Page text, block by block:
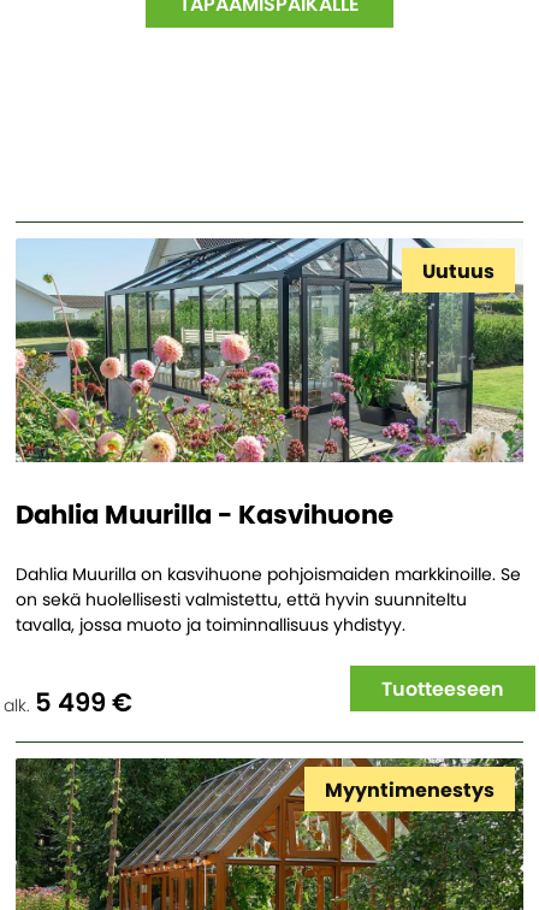
Uutuus
Dahlia Muurilla - Kasvihuone
Dahlia Muurilla on kasvihuone pohjoismaiden markkinoille. Se
on sekä huolellisesti valmistettu, että hyvin suunniteltu
tavalla, jossa muoto ja toiminnallisuus yhdistyy.
alk. 5 499 € Tuotteeseen
Myyntimenestys